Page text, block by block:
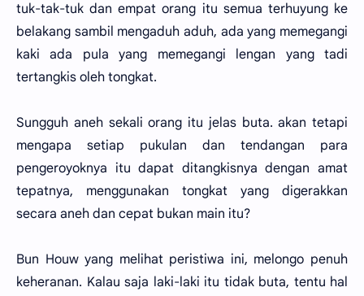
tuk-tak-tuk dan empat orang itu semua terhuyung ke
belakang sambil mengaduh aduh, ada yang memegangi
kaki ada pula yang memegangi lengan yang tadi
tertangkis oleh tongkat.
Sungguh aneh sekali orang itu jelas buta. akan tetapi
mengapa setiap pukulan dan tendangan para
pengeroyoknya itu dapat ditangkisnya dengan amat
tepatnya, menggunakan tongkat yang digerakkan
secara aneh dan cepat bukan main itu?
Bun Houw yang melihat peristiwa ini, melongo penuh
keheranan. Kalau saja laki-laki itu tidak buta, tentu hal